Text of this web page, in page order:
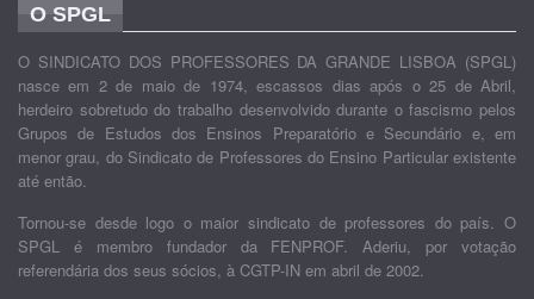
O SPGL
O SINDICATO DOS PROFESSORES DA GRANDE LISBOA (SPGL)
nasce em 2 de maio de 1974, escassos dias após o 25 de Abril,
herdeiro sobretudo do trabalho desenvolvido durante o fascismo pelos
Grupos de Estudos dos Ensinos Preparatório e Secundário e, em
menor grau, do Sindicato de Professores do Ensino Particular existente
até então.
Tornou-se desde logo o maior sindicato de professores do país. O
SPGL é membro fundador da FENPROF. Aderiu, por votação
referendária dos seus sócios, à CGTP-IN em abril de 2002.